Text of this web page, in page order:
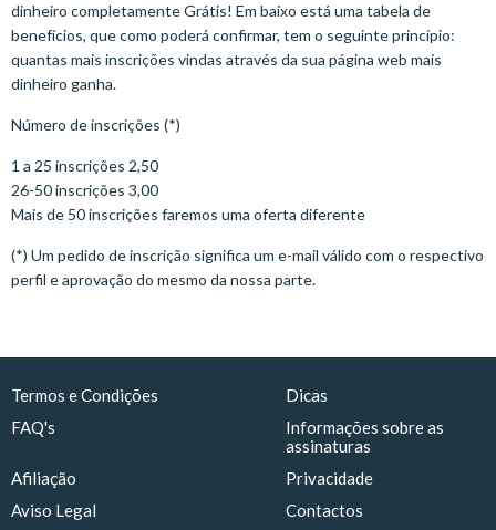
dinheiro completamente Grátis! Em baixo está uma tabela de
benefícios, que como poderá confirmar, tem o seguinte princípio:
quantas mais inscrições vindas através da sua página web mais
dinheiro ganha.
Número de inscrições (*)
1 a 25 inscrições 2,50
26-50 inscrições 3,00
Mais de 50 inscrições faremos uma oferta diferente
(*) Um pedido de inscrição significa um e-mail válido com o respectivo
perfil e aprovação do mesmo da nossa parte.
Termos e Condições
Dicas
FAQ's
Informações sobre as
assinaturas
Afiliação
Privacidade
Aviso Legal
Contactos